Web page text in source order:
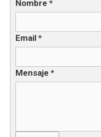
Nombre *
Email *
Mensaje *